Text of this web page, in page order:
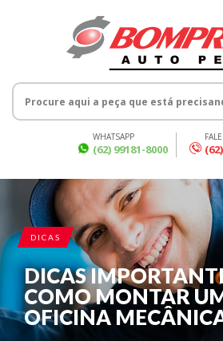
WHATSAPP
(62) 99181-8000
DICAS
DICAS
COMO MONTAR
OFICINA